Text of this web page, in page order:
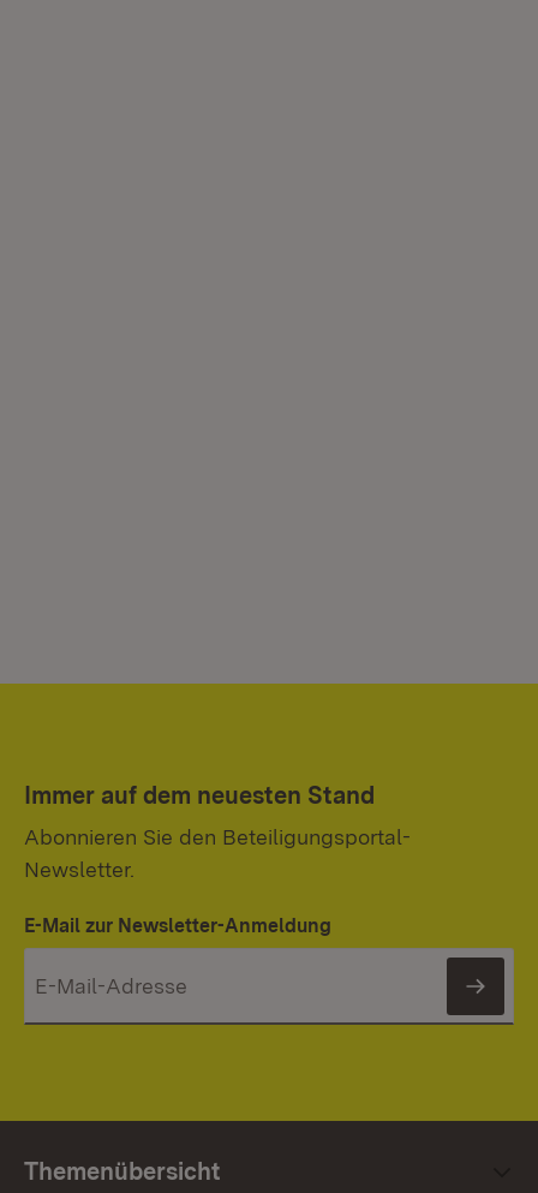
Immer auf dem neuesten Stand
Abonnieren Sie den Beteiligungsportal-
Newsletter.
E-Mail zur Newsletter-Anmeldung
Themenübersicht